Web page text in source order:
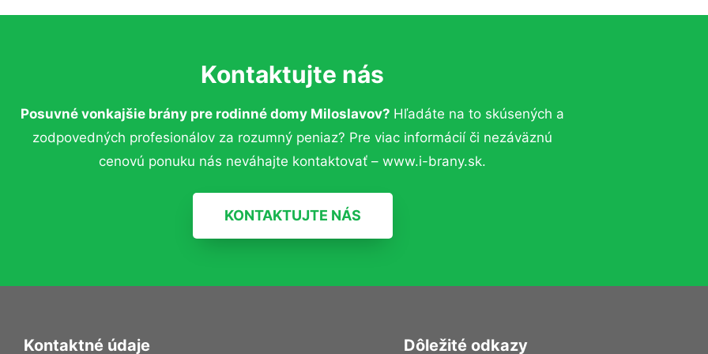
Kontaktujte nás
Posuvné vonkajšie brány pre rodinné domy Miloslavov? Hľadáte na to skúsených a
zodpovedných profesionálov za rozumný peniaz? Pre viac informácií či nezáväznú
cenovú ponuku nás neváhajte kontaktovať – www.i-brany.sk.
KONTAKTUJTE NÁS
Kontaktné údaje Dôležité odkazy